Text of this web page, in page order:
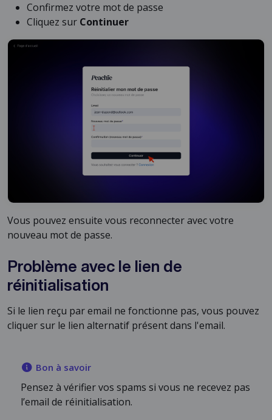
Confirmez votre mot de passe
Cliquez sur Continuer
Vous pouvez ensuite vous reconnecter avec votre
nouveau mot de passe.
Problème avec le lien de
réinitialisation
Si le lien reçu par email ne fonctionne pas, vous pouvez
cliquer sur le lien alternatif présent dans l'email.
Bon à savoir
Pensez à vérifier vos spams si vous ne recevez pas
l’email de réinitialisation.